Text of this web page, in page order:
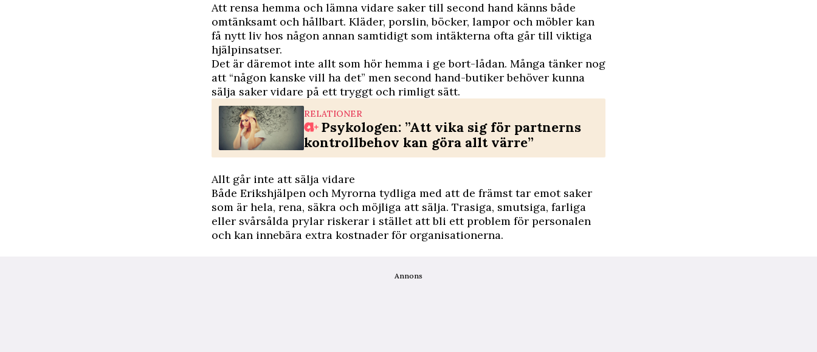
Att rensa hemma och lämna vidare saker till second hand känns både
omtänksamt och hållbart. Kläder, porslin, böcker, lampor och möbler kan
få nytt liv hos någon annan samtidigt som intäkterna ofta går till viktiga
hjälpinsatser.
Det är däremot inte allt som hör hemma i ge bort-lådan. Många tänker nog
att “någon kanske vill ha det” men second hand-butiker behöver kunna
sälja saker vidare på ett tryggt och rimligt sätt.
RELATIONER
Psykologen: ”Att vika sig för partnerns
kontrollbehov kan göra allt värre”
Allt går inte att sälja vidare
Både Erikshjälpen och Myrorna tydliga med att de främst tar emot saker
som är hela, rena, säkra och möjliga att sälja. Trasiga, smutsiga, farliga
eller svårsålda prylar riskerar i stället att bli ett problem för personalen
och kan innebära extra kostnader för organisationerna.
Annons